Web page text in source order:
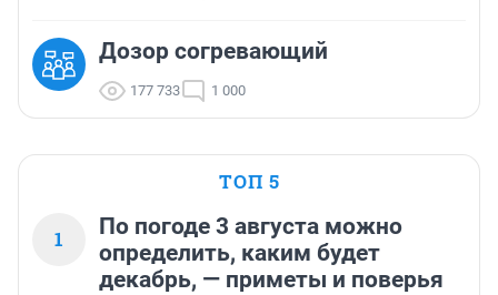
Дозор согревающий
177 733 1 000
ТОП 5
1
По погоде 3 августа можно
определить, каким будет
декабрь, — приметы и поверья